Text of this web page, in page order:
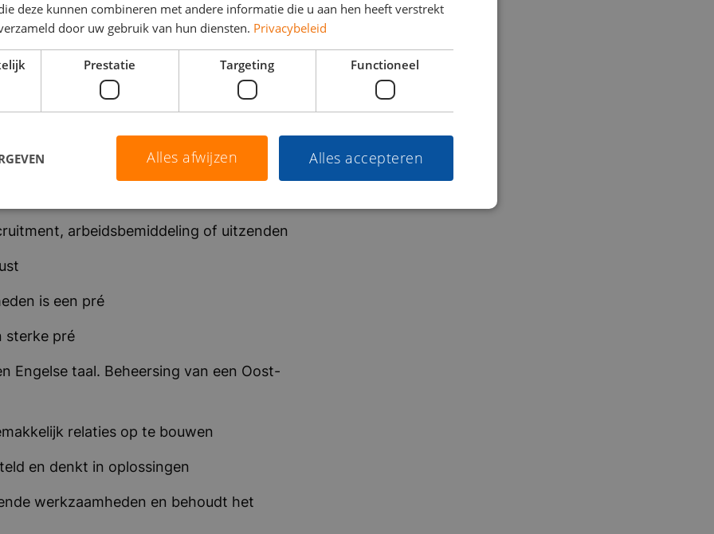
de Traffic Manager bij de
bent een vraagbaak voor het team
arbeidsbemiddeling of uitzenden
is een pré
sterke pré
Engelse taal. Beheersing van een Oost-
relaties op te bouwen
en denkt in oplossingen
werkzaamheden en behoudt het
deze kunnen combineren met andere informatie die u aan hen heeft verstrekt
door uw gebruik van hun diensten. Privacybeleid
Prestatie Targeting Functioneel
Alles accepteren
Alles afwijzen